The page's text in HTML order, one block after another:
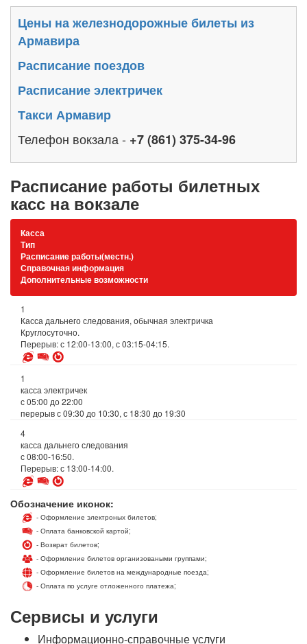
Цены на железнодорожные билеты из
Армавира
Расписание поездов
Расписание электричек
Такси Армавир
Телефон вокзала - +7 (861) 375-34-96
Расписание работы билетных
касс на вокзале
Касса
Тип
Расписание работы(местн.)
Справочная информация
Дополнительные возможности
1
Касса дальнего следования, обычная электричка
Круглосуточно.
Перерыв: с 12:00-13:00, с 03:15-04:15.
1
касса электричек
с 05:00 до 22:00
перерыв с 09:30 до 10:30, с 18:30 до 19:30
4
касса дальнего следования
с 08:00-16:50.
Перерыв: с 13:00-14:00.
Обозначение иконок:
- Оформление электроных билетов;
- Оплата банковской картой;
- Возврат билетов;
- Оформление билетов организоваными группами;
- Оформление билетов на международные поезда;
- Оплата по услуге отложенного платежа;
Сервисы и услуги
Информационно-справочные услуги